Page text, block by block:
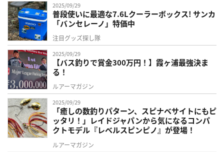
2025/09/29
普段使いに最適な7.6Lクーラーボックス! サンカ
「バンセレーノ」特価中
注目グッズ探し隊
2025/09/29
【バス釣りで賞金300万円！】霞ヶ浦最強決ま
る！
ルアーマガジン
2025/09/29
「癒しの数釣りパターン、スピナベサイトにもピ
ッタリ！」レイドジャパンから気になるコンパ
クトモデル『レベルスピンピノ』が登場！
ルアーマガジン